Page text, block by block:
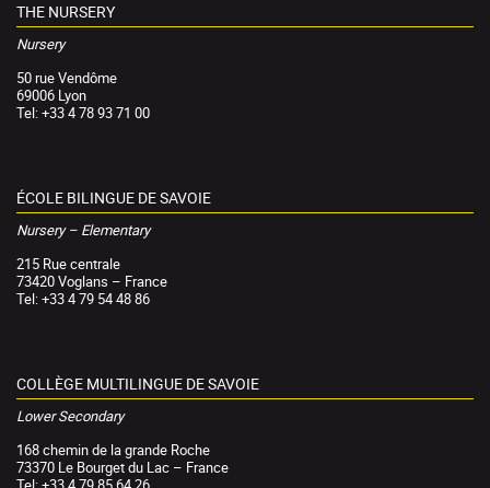
THE NURSERY
Nursery
50 rue Vendôme
69006 Lyon
Tel: +33 4 78 93 71 00
ÉCOLE BILINGUE DE SAVOIE
Nursery – Elementary
215 Rue centrale
73420 Voglans – France
Tel: +33 4 79 54 48 86
COLLÈGE MULTILINGUE DE SAVOIE
Lower Secondary
168 chemin de la grande Roche
73370 Le Bourget du Lac – France